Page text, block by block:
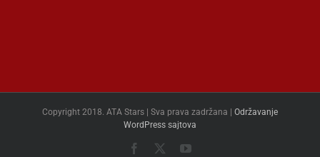
Copyright 2018. ATA Stars | Sva prava zadržana | Održavanje
WordPress sajtova
Facebook YouTube